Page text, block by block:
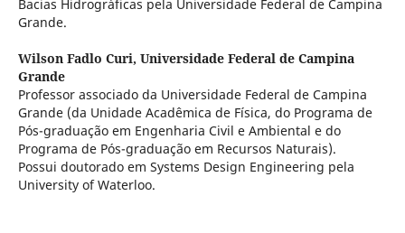
Bacias Hidrográficas pela Universidade Federal de Campina
Grande.
Wilson Fadlo Curi, Universidade Federal de Campina
Grande
Professor associado da Universidade Federal de Campina
Grande (da Unidade Acadêmica de Física, do Programa de
Pós-graduação em Engenharia Civil e Ambiental e do
Programa de Pós-graduação em Recursos Naturais).
Possui doutorado em Systems Design Engineering pela
University of Waterloo.